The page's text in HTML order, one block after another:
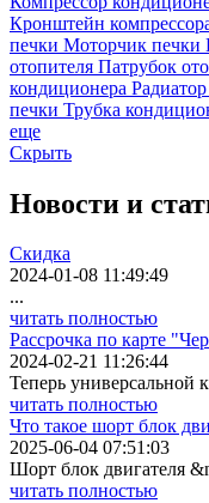
Кронштейн
печки Моторчик печки
отопителя Патрубок
кондиционера
печки Трубка
еще
Скрыть
Новости и
Скидка
2024-01-08 11:49:49
...
читать полностью
Рассрочка по карте
2024-02-21 11:26:44
Теперь универсальной
читать полностью
Что такое шорт блок
2025-06-04 07:51:03
Шорт блок двигателя
читать полностью